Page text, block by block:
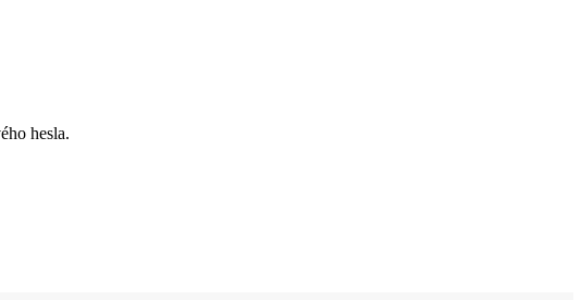
hesla.